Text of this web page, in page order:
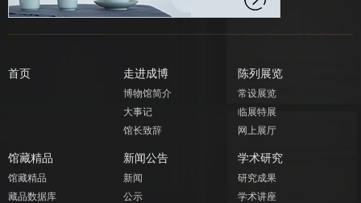
首页 走进成博
博物馆简介
大事记
馆长致辞
陈列展览
常设展览
临展特展
网上展厅
馆藏精品
馆藏精品
藏品数据库
新闻公告
新闻
公示
学术研究
研究成果
学术讲座